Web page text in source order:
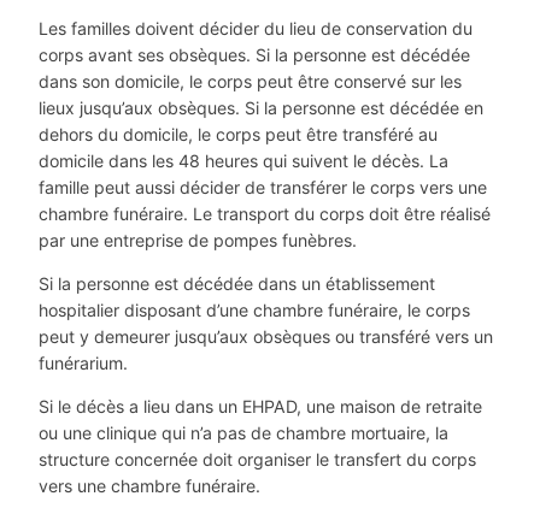
Les familles doivent décider du lieu de conservation du
corps avant ses obsèques. Si la personne est décédée
dans son domicile, le corps peut être conservé sur les
lieux jusqu’aux obsèques. Si la personne est décédée en
dehors du domicile, le corps peut être transféré au
domicile dans les 48 heures qui suivent le décès. La
famille peut aussi décider de transférer le corps vers une
chambre funéraire. Le transport du corps doit être réalisé
par une entreprise de pompes funèbres.
Si la personne est décédée dans un établissement
hospitalier disposant d’une chambre funéraire, le corps
peut y demeurer jusqu’aux obsèques ou transféré vers un
funérarium.
Si le décès a lieu dans un EHPAD, une maison de retraite
ou une clinique qui n’a pas de chambre mortuaire, la
structure concernée doit organiser le transfert du corps
vers une chambre funéraire.